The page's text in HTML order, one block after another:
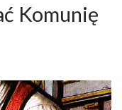
Komunię